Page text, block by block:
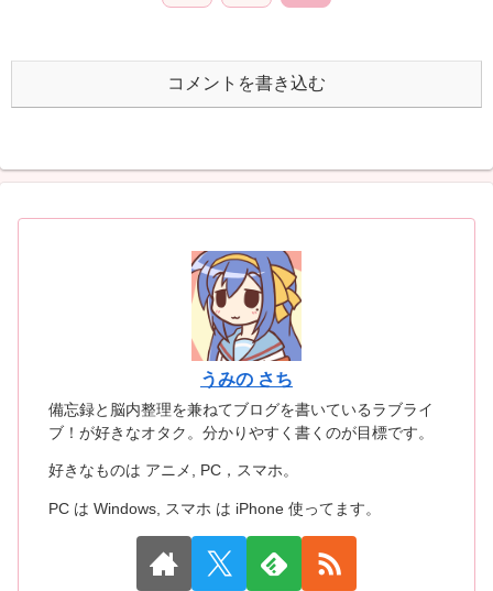
コメントを書き込む
うみの さち
備忘録と脳内整理を兼ねてブログを書いているラブライ
ブ！が好きなオタク。分かりやすく書くのが目標です。
好きなものは アニメ, PC，スマホ。
PC は Windows, スマホ は iPhone 使ってます。